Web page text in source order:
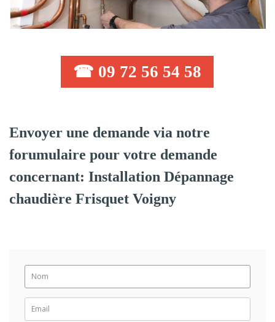
☎ 09 72 56 54 58
Envoyer une demande via notre
forumulaire pour votre demande
concernant: Installation Dépannage
chaudière Frisquet Voigny